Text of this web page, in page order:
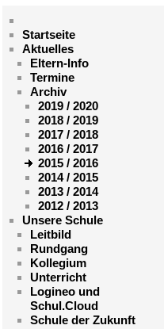
Startseite
Aktuelles
Eltern-Info
Termine
Archiv
2019 / 2020
2018 / 2019
2017 / 2018
2016 / 2017
2015 / 2016
2014 / 2015
2013 / 2014
2012 / 2013
Unsere Schule
Leitbild
Rundgang
Kollegium
Unterricht
Logineo und
Schul.Cloud
Schule der Zukunft